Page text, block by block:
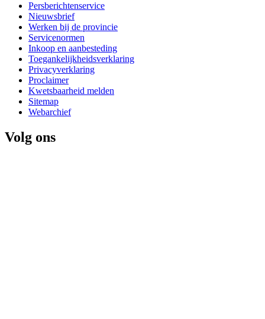
Persberichtenservice
Nieuwsbrief
Werken bij de provincie
Servicenormen
Inkoop en aanbesteding
Toegankelijkheidsverklaring
Privacyverklaring
Proclaimer
Kwetsbaarheid melden
Sitemap
Webarchief
Volg ons